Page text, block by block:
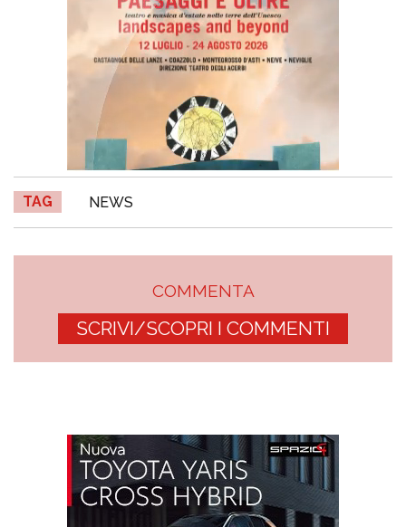
TAG NEWS
COMMENTA
SCRIVI/SCOPRI I COMMENTI